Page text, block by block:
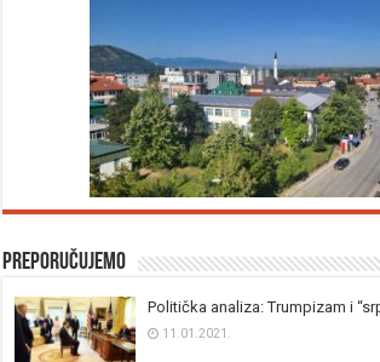
Preporučujemo
Politička analiza: Trumpizam i
11.01.2021.